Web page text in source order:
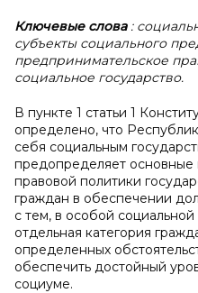
Ключевые слова :
субъекты социального
предпринимательское
социальное государство.
В пункте 1 статьи 1
определено, что
себя социальным
предопределяет основные
правовой политики
граждан в обеспечении
с тем, в особой
отдельная категория
определенных
обеспечить достойный
социуме.